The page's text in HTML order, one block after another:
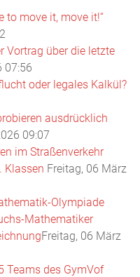
to move it, move it!“
Vortrag über die letzte
07:56
oder legales Kalkül?
ausdrücklich
09:07
im Straßenverkehr
Klassen Freitag, 06 März
Olympiade
Mathematiker
Freitag, 06 März
Teams des GymVof